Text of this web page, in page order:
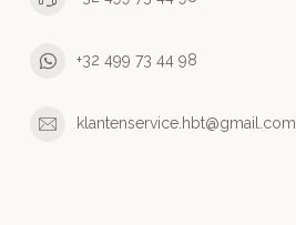
+32 499 73 44 98
klantenservice.hbt@gmail.com